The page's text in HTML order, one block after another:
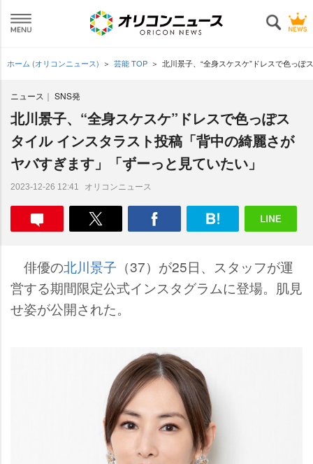
ホーム (オリコンニュース) 芸能 TOP 北川景子、“全身スケスケ”ドレスで色っ
ニュース SNS発
北川景子、“全身スケスケ”ドレスで色っぽス
タイル インスタラスト投稿「背中の綺麗さが
ヤバすぎます」「ずーっと見ていたい」
2023-12-26 12:41 オリコンニュース
俳優の北川景子 （37）が25日、スタッフが運
営する期間限定公式インスタグラムに登場。肌見
せ姿が公開された。